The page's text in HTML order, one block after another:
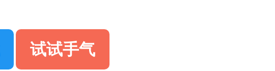
试试手气